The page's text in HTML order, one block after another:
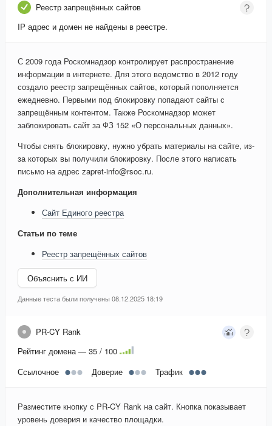
Реестр запрещённых сайтов
IP адрес и домен не найдены в реестре.
С 2009 года Роскомнадзор контролирует распространение
информации в интернете. Для этого ведомство в 2012 году
создало реестр запрещённых сайтов, который пополняется
ежедневно. Первыми под блокировку попадают сайты с
запрещённым контентом. Также Роскомнадзор может
заблокировать сайт за ФЗ 152 «О персональных данных».
Чтобы снять блокировку, нужно убрать материалы на сайте, из-
за которых вы получили блокировку. После этого написать
письмо на адрес zapret-info@rsoc.ru.
Дополнительная информация
Сайт Единого реестра
Статьи по теме
Реестр запрещённых сайтов
Объяснить с ИИ
Данные теста были получены 08.12.2025 18:19
PR-CY Rank
Рейтинг домена — 35 / 100
Ссылочное
Доверие Трафик
Разместите кнопку с PR-CY Rank на сайт. Кнопка показывает
уровень доверия и качество площадки.